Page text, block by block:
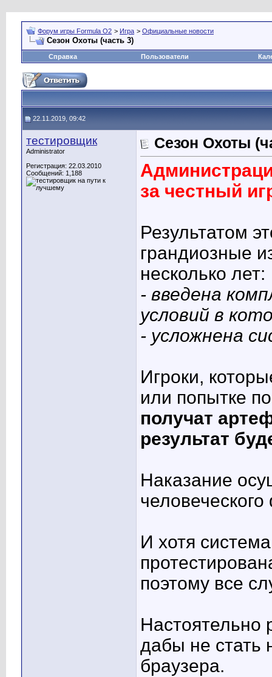
Форум игры Formula O2 > Игра > Официальные новости
Сезон Охоты (часть 3)
Справка Пользователи
22.11.2019, 09:42
тестировщик
Administrator
Регистрация: 22.03.2010
Сообщений: 1,188
Сезон Охоты
за честный
Результатом
грандиозные
несколько лет:
- введена
условий в
- усложнена
Игроки,
или попытке
получат
результат
Наказание
И хотя
поэтому все
Настоятельно
дабы не стать
браузера.